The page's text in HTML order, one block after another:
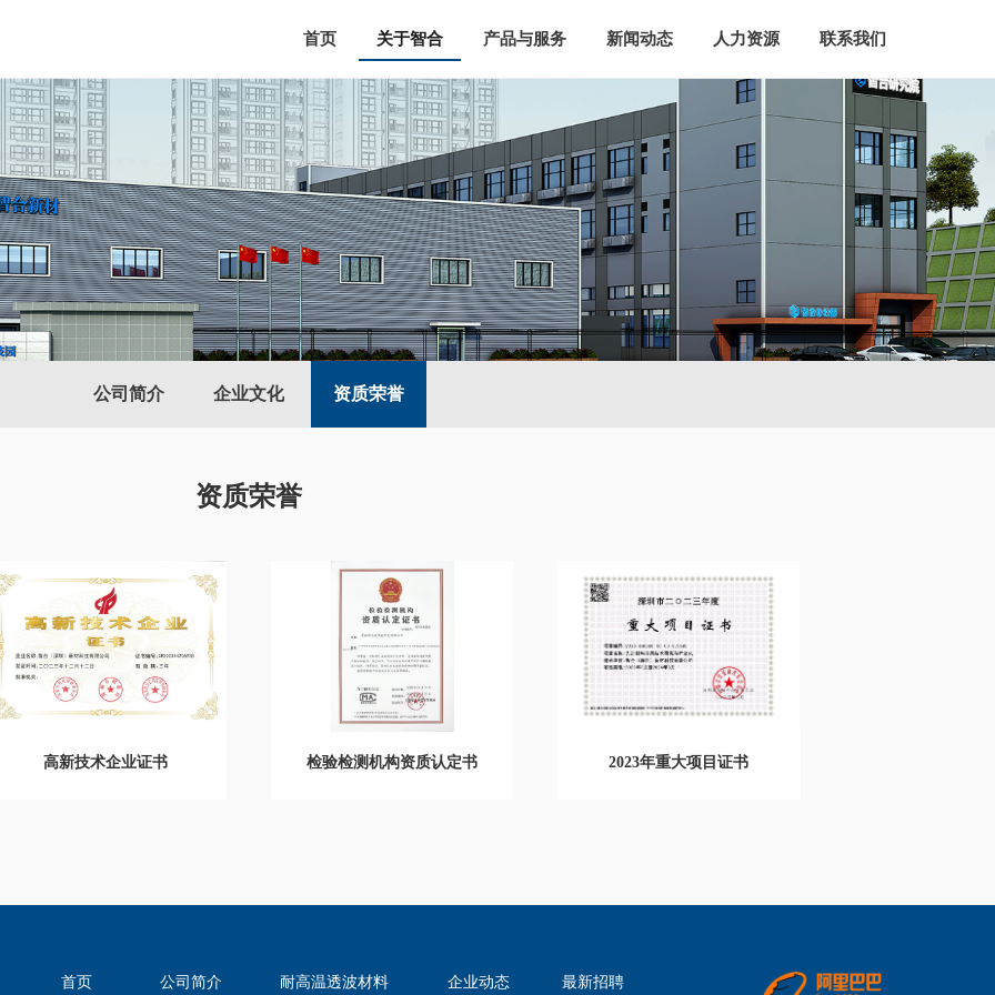
首页 关于智合 产品与服务 新闻动态 人力资源 联系我们
公司简介 企业文化 资质荣誉
资质荣誉
高新技术企业证书 检验检测机构资质认定书 2023年重大项目证书
首页 公司简介 耐高温透波材料 企业动态 最新招聘